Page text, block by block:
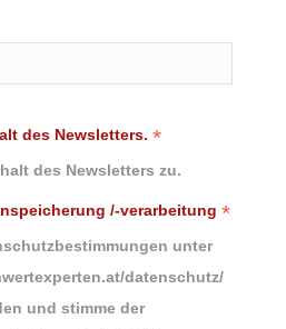
des Newsletters.*
des Newsletters zu.
/-verarbeitung*
unter
datenschutz/
und stimme der